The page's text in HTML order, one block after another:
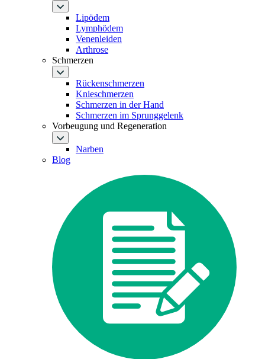
Lipödem
Lymphödem
Venenleiden
Arthrose
Schmerzen
Rückenschmerzen
Knieschmerzen
Schmerzen in der Hand
Schmerzen im Sprunggelenk
Vorbeugung und Regeneration
Narben
Blog